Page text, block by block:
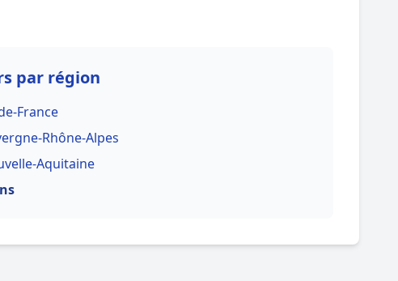
par région
France
Rhône-Alpes
Aquitaine